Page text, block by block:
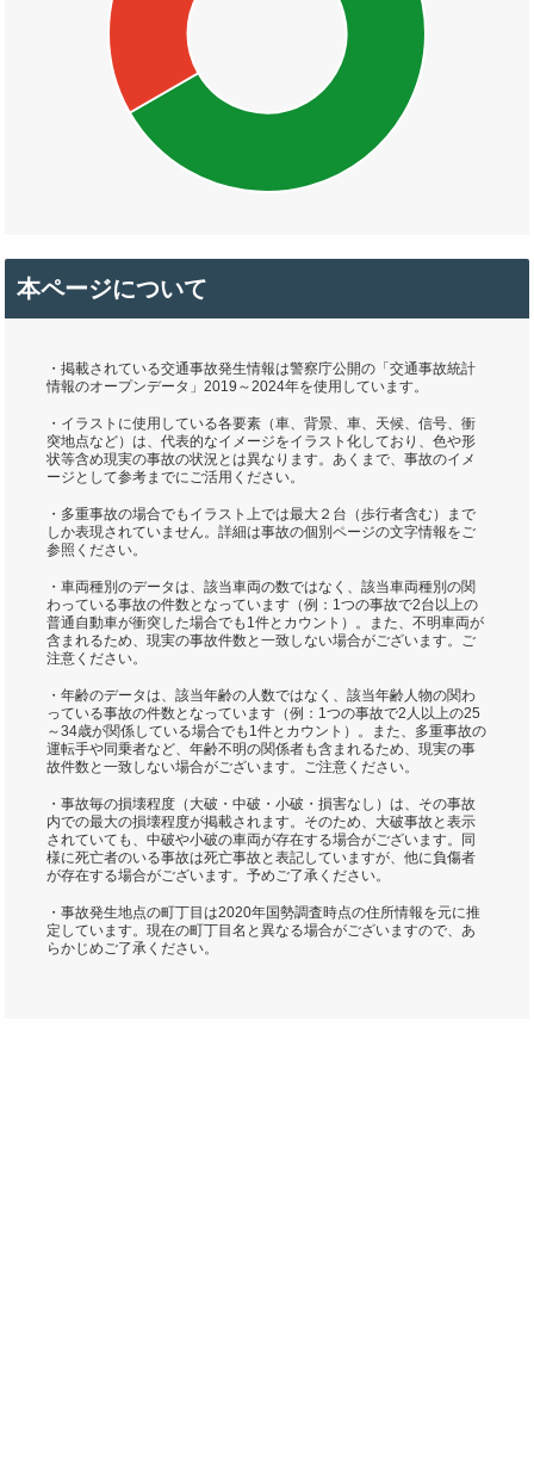
本ページについて
・掲載されている交通事故発生情報は警察庁公開の「交通事故統計
情報のオープンデータ」2019～2024年を使用しています。
・イラストに使用している各要素（車、背景、車、天候、信号、衝
突地点など）は、代表的なイメージをイラスト化しており、色や形
状等含め現実の事故の状況とは異なります。あくまで、事故のイメ
ージとして参考までにご活用ください。
・多重事故の場合でもイラスト上では最大２台（歩行者含む）まで
しか表現されていません。詳細は事故の個別ページの文字情報をご
参照ください。
・車両種別のデータは、該当車両の数ではなく、該当車両種別の関
わっている事故の件数となっています（例：1つの事故で2台以上の
普通自動車が衝突した場合でも1件とカウント）。また、不明車両が
含まれるため、現実の事故件数と一致しない場合がございます。ご
注意ください。
・年齢のデータは、該当年齢の人数ではなく、該当年齢人物の関わ
っている事故の件数となっています（例：1つの事故で2人以上の25
～34歳が関係している場合でも1件とカウント）。また、多重事故の
運転手や同乗者など、年齢不明の関係者も含まれるため、現実の事
故件数と一致しない場合がございます。ご注意ください。
・事故毎の損壊程度（大破・中破・小破・損害なし）は、その事故
内での最大の損壊程度が掲載されます。そのため、大破事故と表示
されていても、中破や小破の車両が存在する場合がございます。同
様に死亡者のいる事故は死亡事故と表記していますが、他に負傷者
が存在する場合がございます。予めご了承ください。
・事故発生地点の町丁目は2020年国勢調査時点の住所情報を元に推
定しています。現在の町丁目名と異なる場合がございますので、あ
らかじめご了承ください。